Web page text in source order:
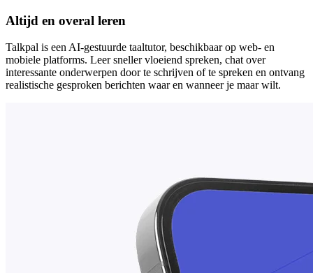
Altijd en overal leren
Talkpal is een AI-gestuurde taaltutor, beschikbaar op web- en
mobiele platforms. Leer sneller vloeiend spreken, chat over
interessante onderwerpen door te schrijven of te spreken en ontvang
realistische gesproken berichten waar en wanneer je maar wilt.